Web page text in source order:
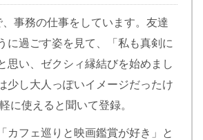
事務の仕事をしています。友達
に過ごす姿を見て、「私も真剣に
思い、ゼクシィ縁結びを始めまし
少し大人っぽいイメージだったけ
に使えると聞いて登録。
カフェ巡りと映画鑑賞が好き」と